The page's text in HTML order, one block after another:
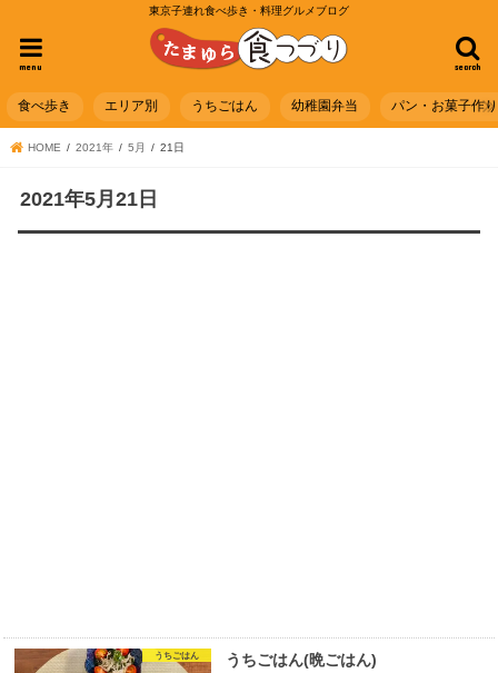
東京子連れ食べ歩き・料理グルメブログ
search
menu
食べ歩き エリア別 うちごはん 幼稚園弁当 パン・お菓子作り
HOME 2021年 5月 21日
2021年5月21日
うちごはん うちごはん(晩ごはん)